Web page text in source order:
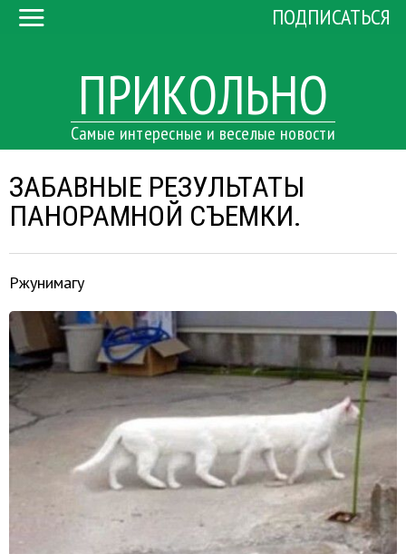
ПРИКОЛЬНО
Самые интересные и веселые новости
ПОДПИСАТЬСЯ
ЗАБАВНЫЕ РЕЗУЛЬТАТЫ
ПАНОРАМНОЙ СЪЕМКИ.
Ржунимагу